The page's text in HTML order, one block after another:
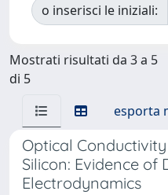
o inserisci le iniziali:
Mostrati risultati da 3 a 5
di 5
esporta
Optical
Silicon: Evidence of
Electrodynamics